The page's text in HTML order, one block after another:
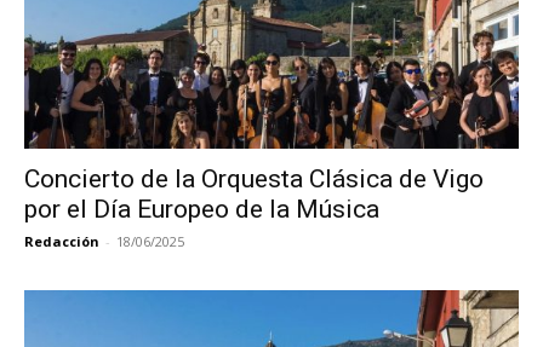
Concierto de la Orquesta Clásica de Vigo
por el Día Europeo de la Música
Redacción - 18/06/2025